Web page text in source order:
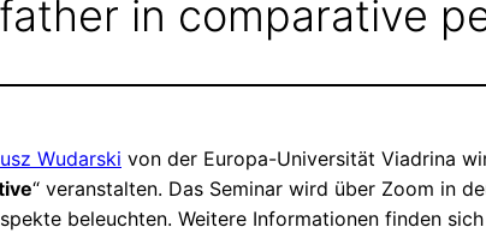
in comparative
Wudarski von der Europa-Universität Viadrina
“ veranstalten. Das Seminar wird über Zoom in
beleuchten. Weitere Informationen finden